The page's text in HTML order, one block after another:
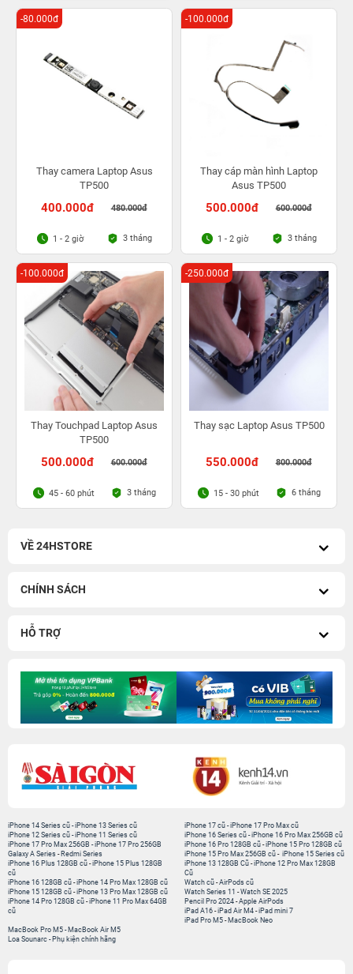
Thay camera Laptop Asus
TP500
400.000đ 480.000đ
-80.000đ
1 - 2 giờ 3 tháng
Thay cáp màn hình Laptop
Asus TP500
500.000đ 600.000đ
-100.000đ
1 - 2 giờ 3 tháng
Thay Touchpad Laptop Asus
TP500
500.000đ 600.000đ
-100.000đ
45 - 60 phút 3 tháng
Thay sạc Laptop Asus TP500
550.000đ 800.000đ
-250.000đ
15 - 30 phút 6 tháng
VỀ 24HSTORE
CHÍNH SÁCH
HỖ TRỢ
iPhone 14 Series cũ -iPhone 13 Series cũ
iPhone 12 Series cũ -iPhone 11 Series cũ
iPhone 17 Pro Max 256GB -iPhone 17 Pro 256GB
Galaxy A Series - Redmi Series
iPhone 17 cũ -iPhone 17 Pro Max cũ
iPhone 16 Series cũ - iPhone 16 Pro Max 256GB cũ
iPhone 16 Pro 128GB cũ -iPhone 15 Pro 128GB cũ
iPhone 15 Pro Max 256GB cũ - iPhone 15 Series cũ
iPhone 16 Plus 128GB cũ -iPhone 15 Plus 128GB
cũ
iPhone 16 128GB cũ -iPhone 14 Pro Max 128GB cũ
iPhone 15 128GB cũ -iPhone 13 Pro Max 128GB cũ
iPhone 14 Pro 128GB cũ -iPhone 11 Pro Max 64GB
cũ
iPhone 13 128GB Cũ -iPhone 12 Pro Max 128GB
Cũ
Watch cũ -AirPods cũ
Watch Series 11 -Watch SE 2025
Pencil Pro 2024 -Apple AirPods
iPad A16 -iPad Air M4 -iPad mini 7
iPad Pro M5 - MacBook Neo
MacBook Pro M5 - MacBook Air M5
Loa Sounarc - Phụ kiện chính hãng